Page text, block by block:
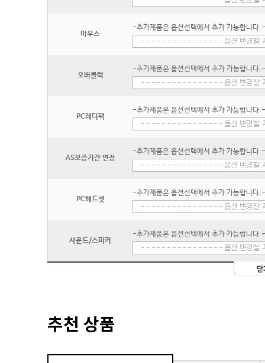
마우스
-추가제품은 옵션선택에서 추가 가능합니다.-
오버클럭
-추가제품은 옵션선택에서 추가 가능합니다.-
PC레디팩
-추가제품은 옵션선택에서 추가 가능합니다.-
AS보증기간 연장
-추가제품은 옵션선택에서 추가 가능합니다.-
PC헤드셋
-추가제품은 옵션선택에서 추가 가능합니다.-
사운드/스피커
-추가제품은 옵션선택에서 추가 가능합니다.-
추천 상품